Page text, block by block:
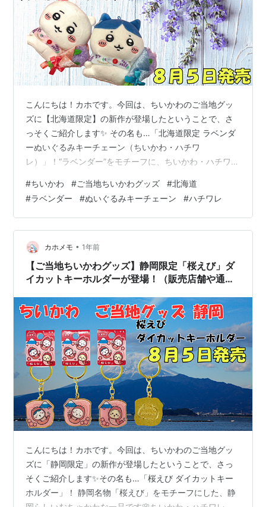
こんにちは！カホです。今回は、ちいかわのご当地グッ
ズに【北海道限定】の新作が登場したということで、さ
っそくご紹介します✨ その名も…「北海道限定 ラベンダ
ーぬいぐるみキーチェーン（ちいかわ・ハチワ
レ）」！“ラベンダー”をモチーフに、ちいかわ・ハチワレ
クションにもぴったりなアイテムです。 この記事では、
発売日・本商品の取扱い店舗・通販情報をわかりやすく
まとめてご紹介しますね。 北海道限定「ラベンダーぬい
ぐるみキーチェーン（ちいかわ・ハチワレ）」とは？
【販売開始日】 【ラインナップ】 北海道限定「ラベンダ
ーぬいぐるみキーチェーン（ちいかわ・ハチワ…
#ちいかわ #ご当地ちいかわグッズ #北海道
#ラベンダー #ぬいぐるみキーチェーン #ハチワレ
カホメモ • 1年前
【ご当地ちいかわグッズ】静岡限定「桜えび」ダ
イカットキーホルダーが登場！（販売店舗や通販
こんにちは！カホです。今回は、ちいかわのご当地グッ
ズに「静岡限定」の新作が登場したということで、さっ
そくご紹介します✨その名も…「桜えび ダイカットキー
ホルダー」！ 静岡名物「桜えび」をモチーフにした、静